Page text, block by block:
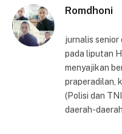
Romdhoni
jurnalis senior
pada liputan
menyajikan
praperadilan,
(Polisi dan
daerah-